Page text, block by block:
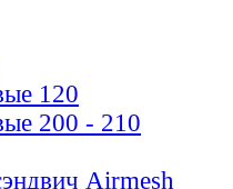
120
200 - 210
Airmesh